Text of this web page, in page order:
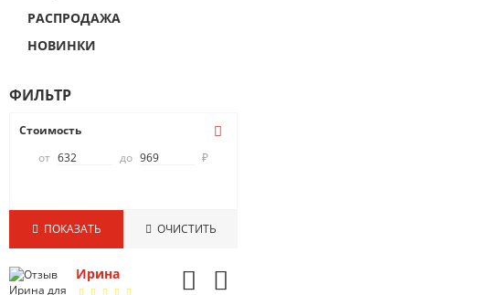
РАСПРОДАЖА
НОВИНКИ
ФИЛЬТР
Стоимость
от
до ₽
ПОКАЗАТЬ ОЧИСТИТЬ
ОТЗЫВЫ
Ирина
Александр
Игорь Ковалев
Дмитрий